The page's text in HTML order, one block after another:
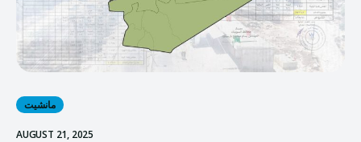
مانشيت
AUGUST 21, 2025